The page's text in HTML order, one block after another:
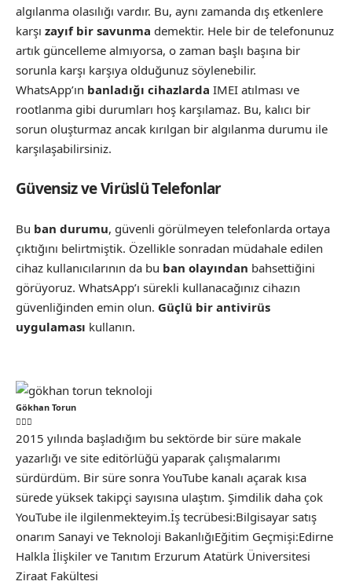
algılanma olasılığı vardır. Bu, aynı zamanda dış etkenlere
karşı zayıf bir savunma demektir. Hele bir de telefonunuz
artık güncelleme almıyorsa, o zaman başlı başına bir
sorunla karşı karşıya olduğunuz söylenebilir.
WhatsApp’ın banladığı cihazlarda IMEI atılması ve
rootlanma gibi durumları hoş karşılamaz. Bu, kalıcı bir
sorun oluşturmaz ancak kırılgan bir algılanma durumu ile
karşılaşabilirsiniz.
Güvensiz ve Virüslü Telefonlar
Bu ban durumu, güvenli görülmeyen telefonlarda ortaya
çıktığını belirtmiştik. Özellikle sonradan müdahale edilen
cihaz kullanıcılarının da bu ban olayından bahsettiğini
görüyoruz. WhatsApp’ı sürekli kullanacağınız cihazın
güvenliğinden emin olun. Güçlü bir antivirüs
uygulaması kullanın.
Gökhan Torun
2015 yılında başladığım bu sektörde bir süre makale
yazarlığı ve site editörlüğü yaparak çalışmalarımı
sürdürdüm. Bir süre sonra YouTube kanalı açarak kısa
sürede yüksek takipçi sayısına ulaştım. Şimdilik daha çok
YouTube ile ilgilenmekteyim.İş tecrübesi:Bilgisayar satış
onarım Sanayi ve Teknoloji BakanlığıEğitim Geçmişi:Edirne
Halkla İlişkiler ve Tanıtım Erzurum Atatürk Üniversitesi
Ziraat Fakültesi